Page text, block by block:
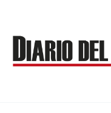
contenido